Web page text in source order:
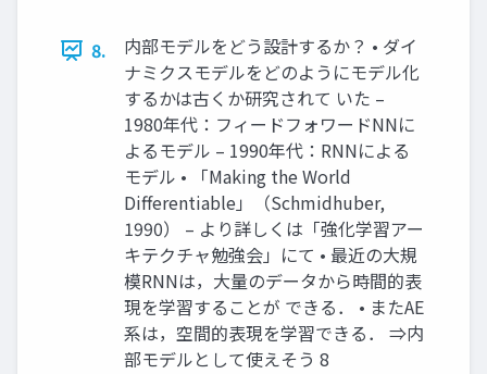
8.
内部モデルをどう設計するか？ • ダイ
ナミクスモデルをどのようにモデル化
するかは古くか研究されて いた –
1980年代：フィードフォワードNNに
よるモデル – 1990年代：RNNによる
モデル • 「Making the World
Differentiable」（Schmidhuber,
1990） – より詳しくは「強化学習アー
キテクチャ勉強会」にて • 最近の大規
模RNNは，大量のデータから時間的表
現を学習することが できる． • またAE
系は，空間的表現を学習できる． ⇒内
部モデルとして使えそう 8